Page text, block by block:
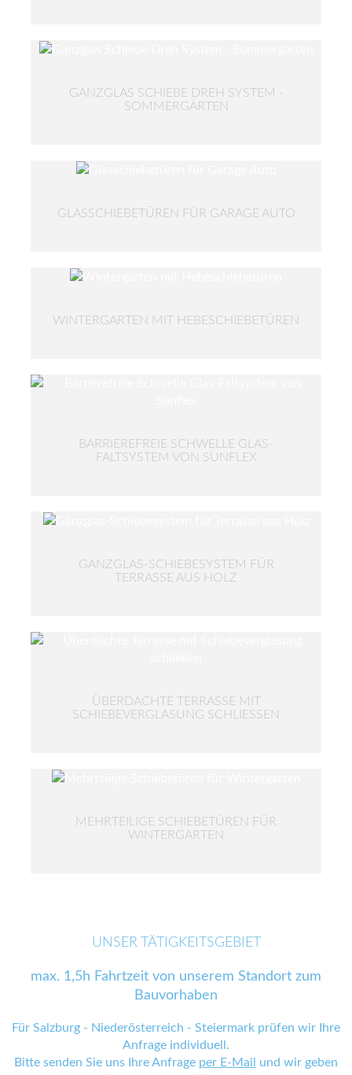
GANZGLAS SCHIEBE DREH SYSTEM -
SOMMERGÄRTEN
GLASSCHIEBETÜREN FÜR GARAGE AUTO
WINTERGARTEN MIT HEBESCHIEBETÜREN
BARRIEREFREIE SCHWELLE GLAS-
FALTSYSTEM VON SUNFLEX
GANZGLAS-SCHIEBESYSTEM FÜR
TERRASSE AUS HOLZ
ÜBERDACHTE TERRASSE MIT
SCHIEBEVERGLASUNG SCHLIESSEN
MEHRTEILIGE SCHIEBETÜREN FÜR
WINTERGARTEN
UNSER TÄTIGKEITSGEBIET
max. 1,5h Fahrtzeit von unserem Standort zum
Bauvorhaben
Für Salzburg - Niederösterreich - Steiermark prüfen wir Ihre
Anfrage individuell.
Bitte senden Sie uns Ihre Anfrage per E-Mail
und wir geben